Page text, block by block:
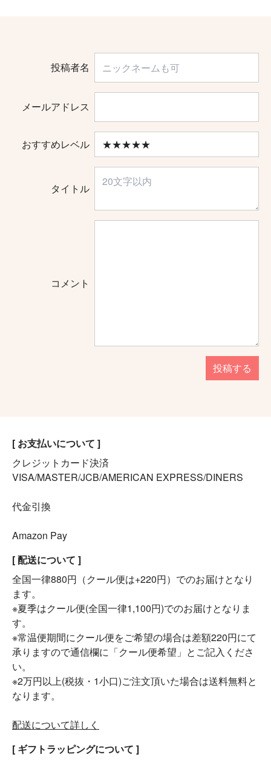
投稿者名
メールアドレス
おすすめレベル
タイトル
コメント
投稿する
[ お支払いについて ]
クレジットカード決済
VISA/MASTER/JCB/AMERICAN EXPRESS/DINERS
代金引換
Amazon Pay
[ 配送について ]
全国一律880円（クール便は+220円）でのお届けとなり
ます。
※夏季はクール便(全国一律1,100円)でのお届けとなりま
す。
※常温便期間にクール便をご希望の場合は差額220円にて
承りますので通信欄に「クール便希望」とご記入くださ
い。
※2万円以上(税抜・1小口)ご注文頂いた場合は送料無料と
なります。
配送について詳しく
[ ギフトラッピングについて ]